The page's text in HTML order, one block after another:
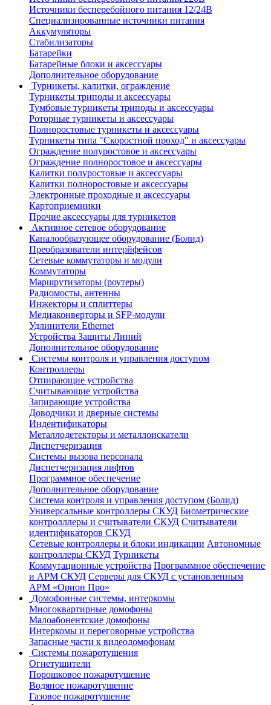
Источники бесперебойного питания 12/24В
Специализированные источники питания
Аккумуляторы
Стабилизаторы
Батарейки
Батарейные блоки и аксессуары
Дополнительное оборудование
Турникеты, калитки, ограждение
Турникеты триподы и аксессуары
Тумбовые турникеты триподы и аксессуары
Роторные турникеты и аксессуары
Полноростовые турникеты и аксессуары
Турникеты типа "Скоростной проход" и аксессуары
Ограждение полуростовое и аксессуары
Ограждение полноростовое и аксессуары
Калитки полуростовые и аксессуары
Калитки полноростовые и аксессуары
Электронные проходные и аксессуары
Картоприемники
Прочие аксессуары для турникетов
Активное сетевое оборудование
Каналообразующее оборудование (Болид)
Преобразователи интерйфейсов
Сетевые коммутаторы и модули
Коммутаторы
Маршрутизаторы (роутеры)
Радиомосты, антенны
Инжекторы и сплиттеры
Медиаконверторы и SFP-модули
Удлинители Ethernet
Устройства Защиты Линий
Дополнительное оборудование
Системы контроля и управления доступом
Контроллеры
Отпирающие устройства
Считывающие устройства
Запирающие устройства
Доводчики и дверные системы
Индентификаторы
Металлодетекторы и металлоискатели
Диспетчеризация
Системы вызова персонала
Диспетчеризация лифтов
Программное обеспечение
Дополнительное оборудование
Система контроля и управления доступом (Болид)
Универсальные контроллеры СКУД Биометрические
контролллеры и считыватели СКУД Считыватели
идентификаторов СКУД
Сетевые контроллеры и блоки индикации Автономные
контроллеры СКУД Турникеты
Коммутационные устройства Программное обеспечение
и АРМ СКУД Серверы для СКУД с установленным
АРМ «Орион Про»
Домофонные системы, интеркомы
Многоквартирные домофоны
Малоабонентские домофоны
Интеркомы и переговорные устройства
Запасные части к видеодомофонам
Системы пожаротушения
Огнетушители
Порошковое пожаротушение
Водяное пожаротушение
Газовое пожаротушение